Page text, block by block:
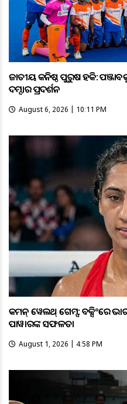
ଜାତୀୟ କନିଷ୍ଠ ପୁରୁଷ ହକି: ପଞ୍ଜାବକୁ
ଦମ୍ଦାର ପ୍ରଦର୍ଶନ
August 6, 2026 | 10:11 PM
କମନ୍ ୱେଲଥ୍ ଗେମ୍ସ: ବକ୍ସିଂରେ
ପାୱାରଙ୍କ ସଫଳତା
August 1, 2026 | 4:58 PM